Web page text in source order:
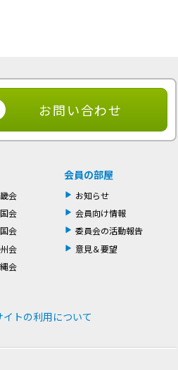
お問い合わせ
会
会
会
会
会
会員の部屋
お知らせ
会員向け情報
委員会の活動報告
意見＆要望
イトの利用について